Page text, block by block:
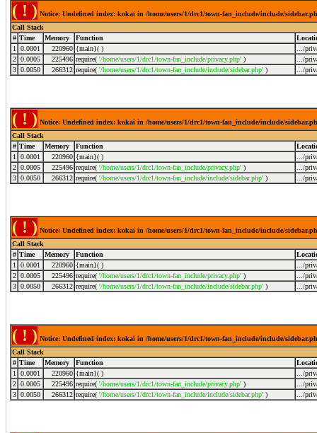
( ! ) Notice: Undefined index: kokai in /home/users/1/drc1/town-fan_include/include/
Call Stack
# Time Memory Function
1
0.0001 220960 {main}( )
.../
2 0.0005 225496 require( '/home/users/1/drc1/town-fan_include/privacy.php' )
.../
3 0.0050 266312 require( '/home/users/1/drc1/town-fan_include/include/sidebar.php' ) .../
( ! ) Notice: Undefined index: kokai in /home/users/1/drc1/town-fan_include/include/
Call Stack
# Time Memory Function
1
0.0001 220960 {main}( )
.../
2 0.0005 225496 require( '/home/users/1/drc1/town-fan_include/privacy.php' )
.../
3 0.0050 266312 require( '/home/users/1/drc1/town-fan_include/include/sidebar.php' ) .../
( ! ) Notice: Undefined index: kokai in /home/users/1/drc1/town-fan_include/include/
Call Stack
# Time Memory Function
1
0.0001 220960 {main}( )
.../
2 0.0005 225496 require( '/home/users/1/drc1/town-fan_include/privacy.php' )
.../
3 0.0050 266312 require( '/home/users/1/drc1/town-fan_include/include/sidebar.php' ) .../
( ! ) Notice: Undefined index: kokai in /home/users/1/drc1/town-fan_include/include/
Call Stack
# Time Memory Function
1
0.0001 220960 {main}( )
.../
2 0.0005 225496 require( '/home/users/1/drc1/town-fan_include/privacy.php' )
.../
3 0.0050 266312 require( '/home/users/1/drc1/town-fan_include/include/sidebar.php' ) .../